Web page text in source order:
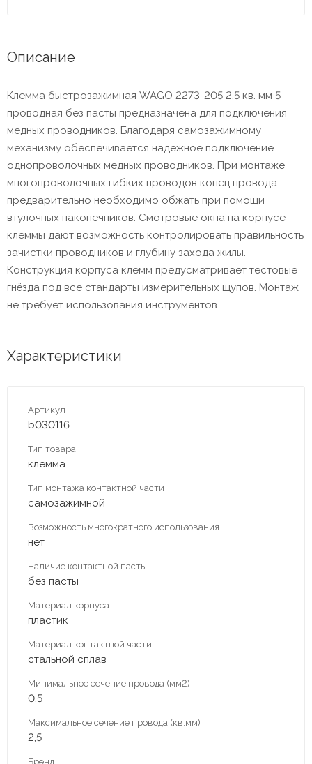
Описание
Клемма быстрозажимная WAGO 2273-205 2,5 кв. мм 5-
проводная без пасты предназначена для подключения
медных проводников. Благодаря самозажимному
механизму обеспечивается надежное подключение
однопроволочных медных проводников. При монтаже
многопроволочных гибких проводов конец провода
предварительно необходимо обжать при помощи
втулочных наконечников. Смотровые окна на корпусе
клеммы дают возможность контролировать правильность
зачистки проводников и глубину захода жилы.
Конструкция корпуса клемм предусматривает тестовые
гнёзда под все стандарты измерительных щупов. Монтаж
не требует использования инструментов.
Характеристики
Артикул
b030116
Тип товара
клемма
Тип монтажа контактной части
самозажимной
Возможность многократного использования
нет
Наличие контактной пасты
без пасты
Материал корпуса
пластик
Материал контактной части
стальной сплав
Минимальное сечение провода (мм2)
0,5
Максимальное сечение провода (кв.мм)
2,5
Бренд